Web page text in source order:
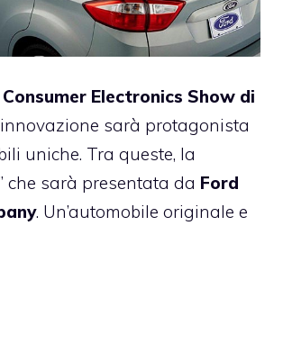
Consumer Electronics Show di
sarà protagonista
uniche. Tra queste, la
che sarà presentata da Ford
. Un’automobile originale e